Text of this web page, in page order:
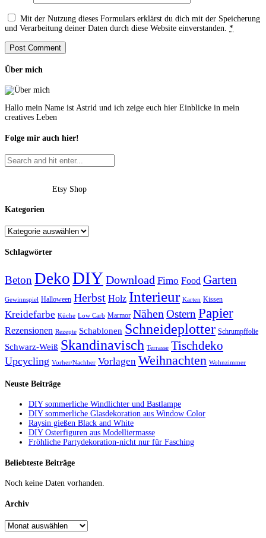
Mit der Nutzung dieses Formulars erklärst du dich mit der Speicherung
und Verarbeitung deiner Daten durch diese Website einverstanden. *
Über mich
Hallo mein Name ist Astrid und ich zeige euch hier Einblicke in mein
creatives Leben
Folge mir auch hier!
Etsy Shop
Kategorien
Schlagwörter
Beton DekoDIYDownload Fimo Food Garten
Gewinnspiel Halloween Herbst Holz Interieur Karten Kissen
Kreidefarbe Küche Low Carb Marmor Nähen Ostern Papier
Rezensionen Rezepte Schablonen Schneideplotter Schrumpffolie
Schwarz-Weiß Skandinavisch Terrasse Tischdeko
Upcycling Vorher/Nachher Vorlagen Weihnachten Wohnzimmer
Neuste Beiträge
DIY sommerliche Windlichter und Bastlampe
DIY sommerliche Glasdekoration aus Window Color
Raysin gießen Black and White
DIY Osterfiguren aus Modelliermasse
Fröhliche Partydekoration-nicht nur für Fasching
Beliebteste Beiträge
Noch keine Daten vorhanden.
Archiv